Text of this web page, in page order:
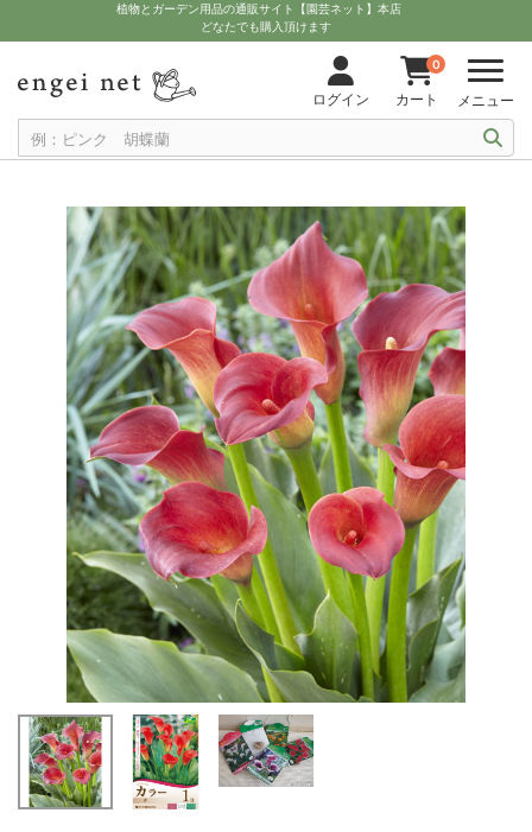
植物とガーデン用品の通販サイト【園芸ネット】本店
どなたでも購入頂けます
ログイン
0
カート メニュー